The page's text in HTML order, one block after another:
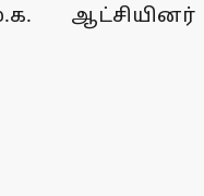
ஆட்சியினர்